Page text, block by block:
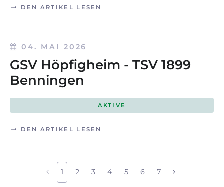
DEN ARTIKEL LESEN
04. MAI 2026
GSV Höpfigheim - TSV 1899
Benningen
AKTIVE
DEN ARTIKEL LESEN
1 2 3 4 5 6 7